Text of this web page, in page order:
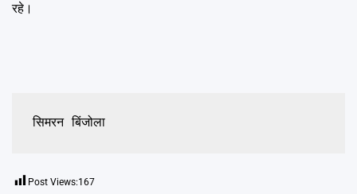
रहे।
सिमरन बिंजोला
Post Views:167